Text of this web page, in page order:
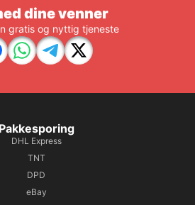
dine venner
gratis og nyttig tjeneste
Pakkesporing
DHL Express
TNT
DPD
eBay